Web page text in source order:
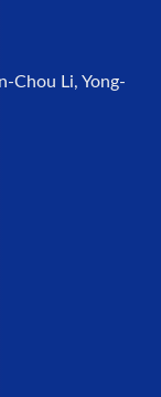
Chou Li, Yong-